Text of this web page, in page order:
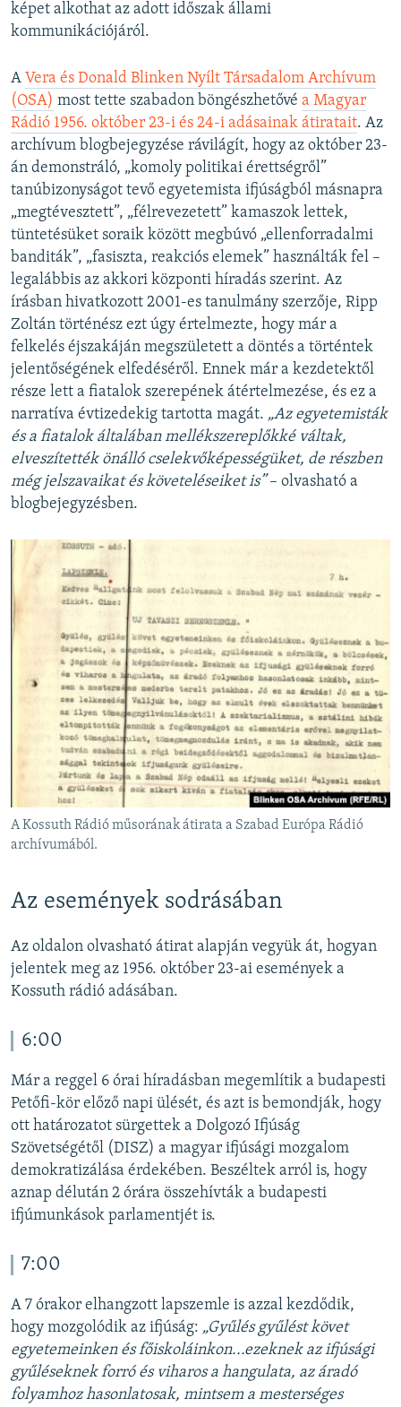
képet alkothat az adott időszak állami
kommunikációjáról.
A Vera és Donald Blinken Nyílt Társadalom Archívum
(OSA) most tette szabadon böngészhetővé a Magyar
Rádió 1956. október 23-i és 24-i adásainak átiratait. Az
archívum blogbejegyzése rávilágít, hogy az október 23-
án demonstráló, „komoly politikai érettségről”
tanúbizonyságot tevő egyetemista ifjúságból másnapra
„megtévesztett”, „félrevezetett” kamaszok lettek,
tüntetésüket soraik között megbúvó „ellenforradalmi
banditák”, „fasiszta, reakciós elemek” használták fel –
legalábbis az akkori központi híradás szerint. Az
írásban hivatkozott 2001-es tanulmány szerzője, Ripp
Zoltán történész ezt úgy értelmezte, hogy már a
felkelés éjszakáján megszületett a döntés a történtek
jelentőségének elfedéséről. Ennek már a kezdetektől
része lett a fiatalok szerepének átértelmezése, és ez a
narratíva évtizedekig tartotta magát. „Az egyetemisták
és a fiatalok általában mellékszereplőkké váltak,
elveszítették önálló cselekvőképességüket, de részben
még jelszavaikat és követeléseiket is”– olvasható a
blogbejegyzésben.
A Kossuth Rádió műsorának átirata a Szabad Európa Rádió
archívumából.
Az események sodrásában
Az oldalon olvasható átirat alapján vegyük át, hogyan
jelentek meg az 1956. október 23-ai események a
Kossuth rádió adásában.
6:00
Már a reggel 6 órai híradásban megemlítik a budapesti
Petőfi-kör előző napi ülését, és azt is bemondják, hogy
ott határozatot sürgettek a Dolgozó Ifjúság
Szövetségétől (DISZ) a magyar ifjúsági mozgalom
demokratizálása érdekében. Beszéltek arról is, hogy
aznap délután 2 órára összehívták a budapesti
ifjúmunkások parlamentjét is.
7:00
A 7 órakor elhangzott lapszemle is azzal kezdődik,
hogy mozgolódik az ifjúság: „Gyűlés gyűlést követ
egyetemeinken és főiskoláinkon...ezeknek az ifjúsági
gyűléseknek forró és viharos a hangulata, az áradó
folyamhoz hasonlatosak, mintsem a mesterséges